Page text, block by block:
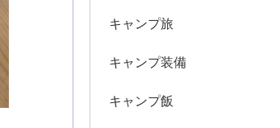
キャンプ旅
キャンプ装備
キャンプ飯